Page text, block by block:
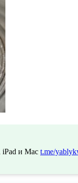
iPad и Mac t.me/